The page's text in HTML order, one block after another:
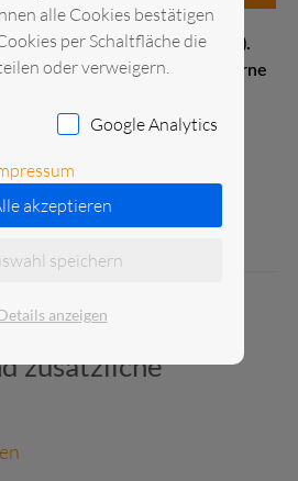
(1–21 Kalendertage).
erstellen wir Ihnen gerne
Senden Sie uns gerne eine
mm
zusätzliche
alle Cookies bestätigen
per Schaltfläche die
oder verweigern.
Google Analytics
akzeptieren
speichern
anzeigen